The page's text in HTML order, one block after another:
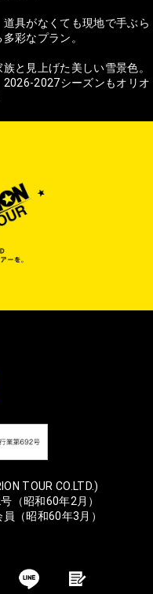
具がなくても現地で手ぶら
彩なプラン。
と見上げた美しい雪景色。
2027シーズンもオリオ
TOUR CO.LTD.)
（昭和60年2月）
（昭和60年3月）